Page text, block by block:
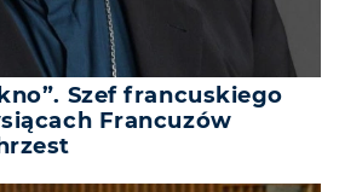
Szef francuskiego
Francuzów